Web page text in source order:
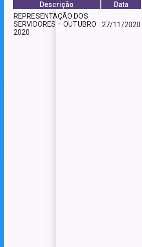
Descrição Data
REPRESENTAÇÃO DOS
SERVIDORES – OUTUBRO
2020
27/11/2020